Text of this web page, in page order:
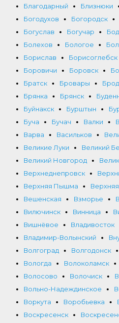
Благодарный
Близнюки
Богодухов
Богородск
Богуслав
Богучар
Болехов
Бологое
Борислав
Борисоглебск
Боровичи
Боровск
Братск
Бровары
Брянка
Брянск
Буйнакск
Бурштын
Буча
Бучач Валки
Варва
Васильков
Великие Луки
Великий
Великий Новгород
Верхнеднепровск
Верхняя Пышма
Вешенская
Взморье
Вилючинск
Винница
Вишнёвое
Владивосток
Владимир-Волынский
Волгоград
Волгодонск
Вологда
Волоколамск
Волосово
Волочиск
Вольно-Надеждинское
Воркута
Воробьевка
Воскресенск